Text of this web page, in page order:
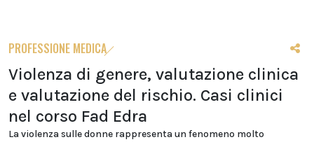
PROFESSIONE MEDICA
Violenza di genere, valutazione clinica
e valutazione del rischio. Casi clinici
nel corso Fad Edra
La violenza sulle donne rappresenta un fenomeno molto